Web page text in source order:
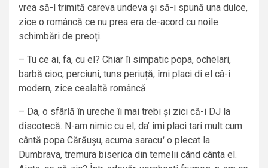
vrea să-l trimită careva undeva și să-i spună una dulce,
zice o româncă ce nu prea era de-acord cu noile
schimbări de preoți.
– Tu ce ai, fa, cu el? Chiar îi simpatic popa, ochelari,
barbă cioc, perciuni, tuns periuță, îmi placi di el câ-i
modern, zice cealaltă româncă.
– Da, o sfârlă în ureche îi mai trebi și zici că-i DJ la
discotecă. N-am nimic cu el, da’ îmi placi tari mult cum
cântă popa Cărăușu, acuma saracuʹ o plecat la
Dumbrava, tremura biserica din temelii când cânta el.